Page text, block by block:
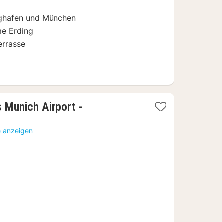
und München
Erding
Munich Airport -
anzeigen